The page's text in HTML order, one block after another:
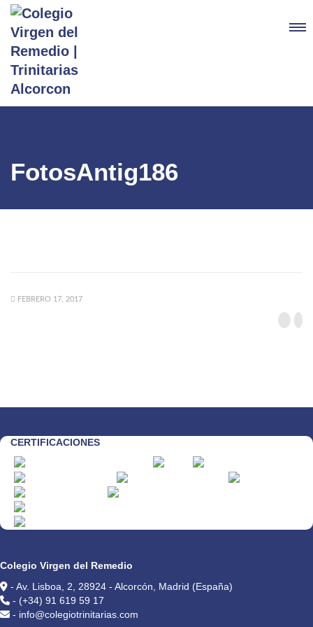
FotosAntig186
FEBRERO 17, 2017
CERTIFICACIONES
Colegio Virgen del Remedio
- Av. Lisboa, 2, 28924 - Alcorcón, Madrid (España)
- (+34) 91 619 59 17
- info@colegiotrinitarias.com